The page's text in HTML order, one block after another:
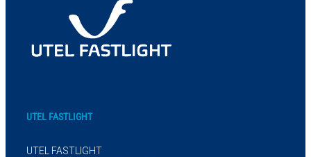
UTEL FASTLIGHT
UTEL FASTLIGHT